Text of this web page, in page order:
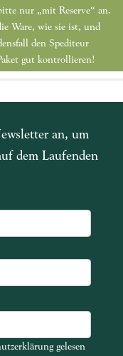
nur „mit Reserve“ an.
Ware, wie sie ist, und
den Spediteur
gut kontrollieren!
an, um
dem Laufenden
gelesen und
gelesen